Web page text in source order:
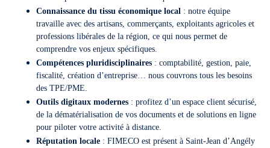
Connaissance du tissu économique local : notre équipe
travaille avec des artisans, commerçants, exploitants agricoles et
professions libérales de la région, ce qui nous permet de
comprendre vos enjeux spécifiques.
Compétences pluridisciplinaires : comptabilité, gestion, paie,
fiscalité, création d’entreprise… nous couvrons tous les besoins
des TPE/PME.
Outils digitaux modernes : profitez d’un espace client sécurisé,
de la dématérialisation de vos documents et de solutions en ligne
pour piloter votre activité à distance.
Réputation locale : FIMECO est présent à Saint-Jean d’Angély